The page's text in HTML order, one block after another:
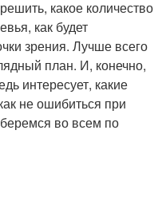
какое количество
как будет
зрения. Лучше всего
план. И, конечно,
интересует, какие
не ошибиться при
во всем по